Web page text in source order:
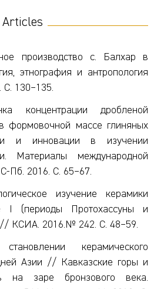
Articles
производство с. Балхар в
этнография и антропология
С. 130–135.
концентрации дробленой
формовочной массе глиняных
и инновации в изучении
Материалы международной
Пб. 2016. С. 65–67.
изучение керамики
I (периоды Протохассуны и
// КСИА. 2016.№ 242. С. 48–59.
керамического
Азии // Кавказские горы и
на заре бронзового века.